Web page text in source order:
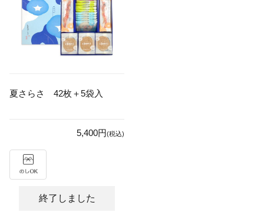
夏さらさ 42枚＋5袋入
5,400円(税込)
終了しました